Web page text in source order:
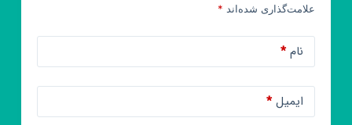
علامت‌گذاری شده‌اند *
نام*
ایمیل*